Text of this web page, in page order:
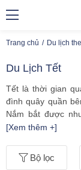
Trang chủ Du lịch
Du Lịch Tết
Tết là thời gian
đình quây quần
Nắm bắt được
những hành trình
trong những
trên từng chuyến đi.
[Xem thêm +]
Bộ lọc